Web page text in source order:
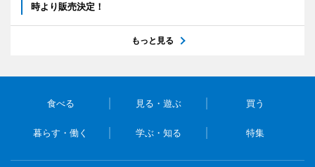
時より販売決定！
もっと見る
食べる 見る・遊ぶ 買う
暮らす・働く 学ぶ・知る 特集